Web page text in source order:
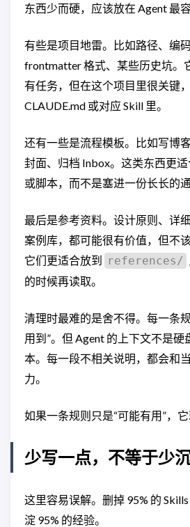
东西少而硬，应该放在 Agent 最
有些是项目地雷。比如路径、编
frontmatter 格式、某些历史坑。
有任务，但在这个项目里很关键
CLAUDE.md 或对应 Skill 里。
还有一些是流程模板。比如写博
封面、归档 Inbox。这类东西更
或脚本，而不是塞进一份长长的通
最后是参考资料。设计原则、详
案例库，都可能很有价值，但不
它们更适合放到 references/
的时候再读取。
清理时最难的是舍不得。每一条
用到”。但 Agent 的上下文不是
本。每一段不相关说明，都会和
力。
如果一条规则只是“可能有用”，它
少写一点，不等于少
这里容易误解。删掉 95% 的
淀 95% 的经验。